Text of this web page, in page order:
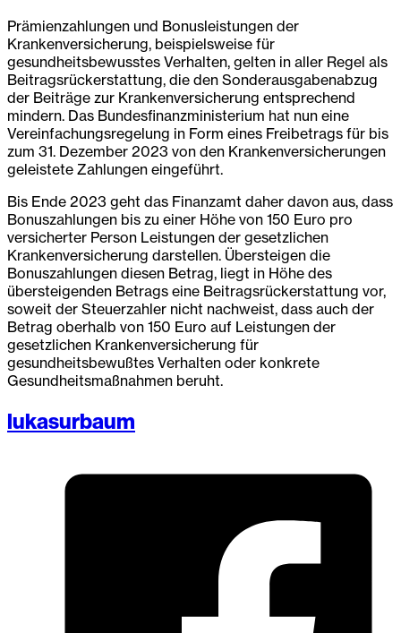
Prämienzahlungen und Bonusleistungen der
Krankenversicherung, beispielsweise für
gesundheitsbewusstes Verhalten, gelten in aller Regel als
Beitragsrückerstattung, die den Sonderausgabenabzug
der Beiträge zur Krankenversicherung entsprechend
mindern. Das Bundesfinanzministerium hat nun eine
Vereinfachungsregelung in Form eines Freibetrags für bis
zum 31. Dezember 2023 von den Krankenversicherungen
geleistete Zahlungen eingeführt.
Bis Ende 2023 geht das Finanzamt daher davon aus, dass
Bonuszahlungen bis zu einer Höhe von 150 Euro pro
versicherter Person Leistungen der gesetzlichen
Krankenversicherung darstellen. Übersteigen die
Bonuszahlungen diesen Betrag, liegt in Höhe des
übersteigenden Betrags eine Beitragsrückerstattung vor,
soweit der Steuerzahler nicht nachweist, dass auch der
Betrag oberhalb von 150 Euro auf Leistungen der
gesetzlichen Krankenversicherung für
gesundheitsbewußtes Verhalten oder konkrete
Gesundheitsmaßnahmen beruht.
lukasurbaum